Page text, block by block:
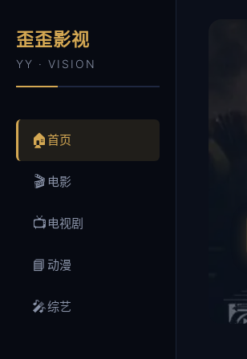
歪歪影视
YY · VISION
🏠首页
🎬 电影
📺 电视剧
📘 动漫
🎤综艺